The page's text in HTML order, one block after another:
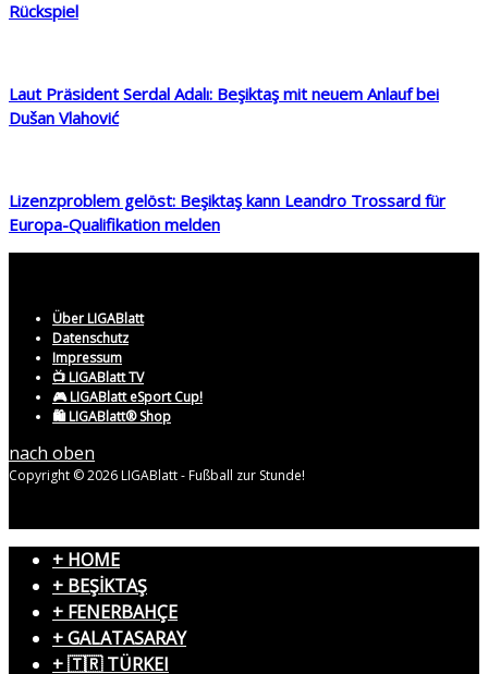
Rückspiel
Laut Präsident Serdal Adalı: Beşiktaş mit neuem Anlauf bei
Dušan Vlahović
Lizenzproblem gelöst: Beşiktaş kann Leandro Trossard für
Europa-Qualifikation melden
Über LIGABlatt
Datenschutz
Impressum
📺 LIGABlatt TV
🎮 LIGABlatt eSport Cup!
🛍️ LIGABlatt® Shop
nach oben
Copyright © 2026 LIGABlatt - Fußball zur Stunde!
+ HOME
+ BEŞİKTAŞ
+ FENERBAHÇE
+ GALATASARAY
+ 🇹🇷 TÜRKEI